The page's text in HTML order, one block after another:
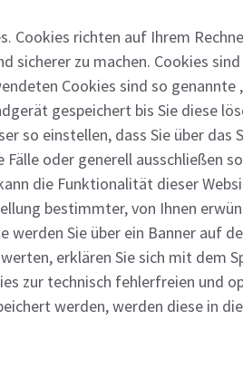
richten auf Ihrem
sicherer zu machen. Cookies
Cookies sind so genannte
gespeichert bis Sie diese
so einstellen, dass Sie über
oder generell ausschließen
die Funktionalität dieser
bestimmter, von Ihnen
werden Sie über ein Banner
erklären Sie sich mit dem
zur technisch fehlerfreien und
werden, werden diese in